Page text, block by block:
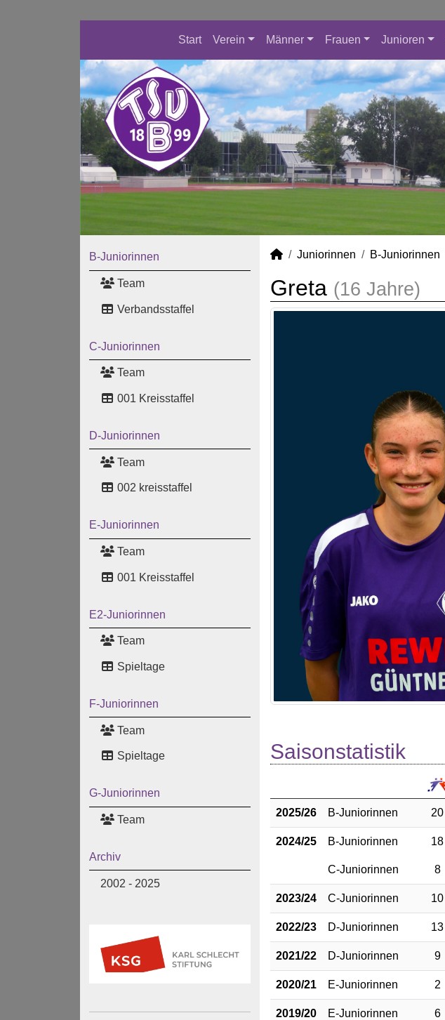
Start Verein Männer Frauen Junioren
B-Juniorinnen
Team
Verbandsstaffel
C-Juniorinnen
Team
001 Kreisstaffel
D-Juniorinnen
Team
002 kreisstaffel
E-Juniorinnen
Team
001 Kreisstaffel
E2-Juniorinnen
Team
Spieltage
F-Juniorinnen
Team
Spieltage
G-Juniorinnen
Team
Archiv
2002 - 2025
Juniorinnen B-Juniorinnen
Greta (16 Jahre)
Saisonstatistik
2025/26 B-Juniorinnen 20
2024/25 B-Juniorinnen 18
C-Juniorinnen 8
2023/24 C-Juniorinnen 10
2022/23 D-Juniorinnen 13
2021/22 D-Juniorinnen 9
2020/21 E-Juniorinnen 2
2019/20 E-Juniorinnen 6